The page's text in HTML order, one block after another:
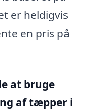
er heldigvis
en pris på
at bruge
af tæpper i